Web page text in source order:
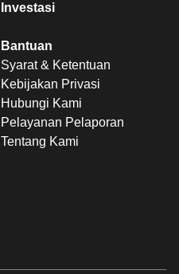
Investasi
Bantuan
Syarat & Ketentuan
Kebijakan Privasi
Hubungi Kami
Pelayanan Pelaporan
Tentang Kami